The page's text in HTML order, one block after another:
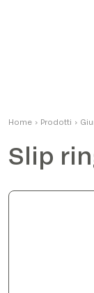
Home › Prodotti ›
Slip